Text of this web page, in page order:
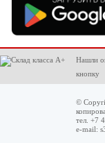
Нашли
кнопку
©
тел. +7
e-mail: